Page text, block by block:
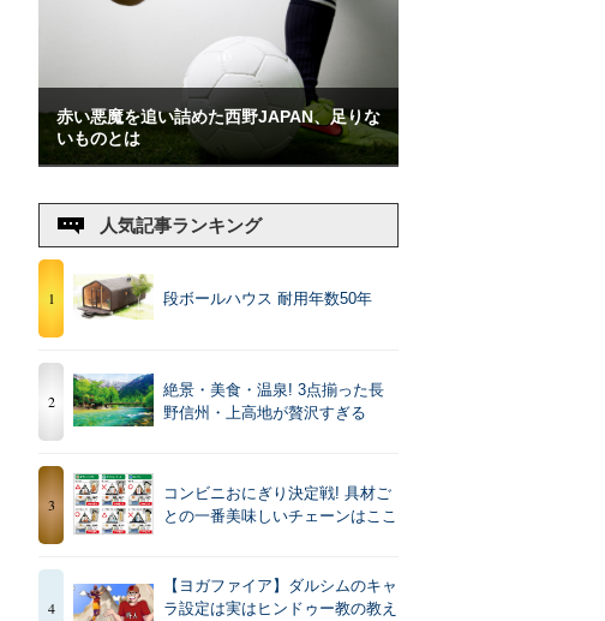
赤い悪魔を追い詰めた西野JAPAN、足りな
いものとは
人気記事ランキング
1 段ボールハウス 耐用年数50年
2
絶景・美食・温泉! 3点揃った長
野信州・上高地が贅沢すぎる
3
コンビニおにぎり決定戦! 具材ご
との一番美味しいチェーンはここ
4
【ヨガファイア】ダルシムのキャ
ラ設定は実はヒンドゥー教の教え